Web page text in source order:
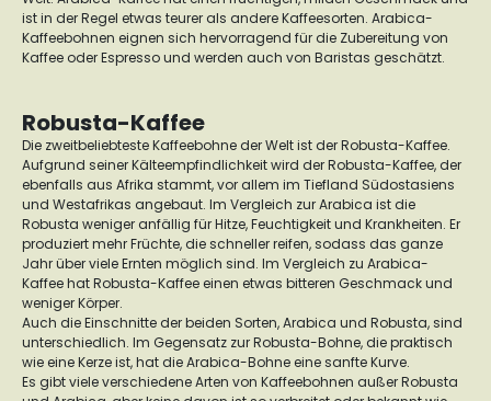
ist in der Regel etwas teurer als andere Kaffeesorten. Arabica-
Kaffeebohnen eignen sich hervorragend für die Zubereitung von
Kaffee oder Espresso und werden auch von Baristas geschätzt.
Robusta-Kaffee
Die zweitbeliebteste Kaffeebohne der Welt ist der Robusta-Kaffee.
Aufgrund seiner Kälteempfindlichkeit wird der Robusta-Kaffee, der
ebenfalls aus Afrika stammt, vor allem im Tiefland Südostasiens
und Westafrikas angebaut. Im Vergleich zur Arabica ist die
Robusta weniger anfällig für Hitze, Feuchtigkeit und Krankheiten. Er
produziert mehr Früchte, die schneller reifen, sodass das ganze
Jahr über viele Ernten möglich sind. Im Vergleich zu Arabica-
Kaffee hat Robusta-Kaffee einen etwas bitteren Geschmack und
weniger Körper.
Auch die Einschnitte der beiden Sorten, Arabica und Robusta, sind
unterschiedlich. Im Gegensatz zur Robusta-Bohne, die praktisch
wie eine Kerze ist, hat die Arabica-Bohne eine sanfte Kurve.
Es gibt viele verschiedene Arten von Kaffeebohnen außer Robusta